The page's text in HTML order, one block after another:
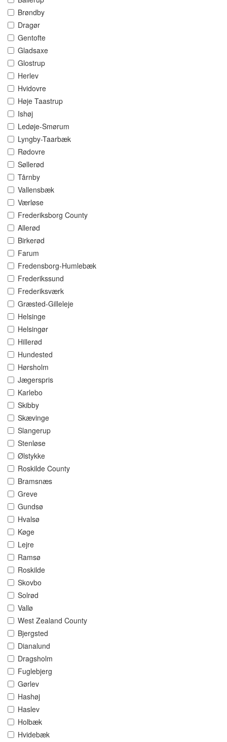
Brøndby
Dragør
Gentofte
Gladsaxe
Glostrup
Herlev
Hvidovre
Høje Taastrup
Ishøj
Ledøje-Smørum
Lyngby-Taarbæk
Rødovre
Søllerød
Tårnby
Vallensbæk
Værløse
Frederiksborg County
Allerød
Birkerød
Farum
Fredensborg-Humlebæk
Frederikssund
Frederiksværk
Græsted-Gilleleje
Helsinge
Helsingør
Hillerød
Hundested
Hørsholm
Jægerspris
Karlebo
Skibby
Skævinge
Slangerup
Stenløse
Ølstykke
Roskilde County
Bramsnæs
Greve
Gundsø
Hvalsø
Køge
Lejre
Ramsø
Roskilde
Skovbo
Solrød
Vallø
West Zealand County
Bjergsted
Dianalund
Dragsholm
Fuglebjerg
Gørlev
Hashøj
Haslev
Holbæk
Hvidebæk